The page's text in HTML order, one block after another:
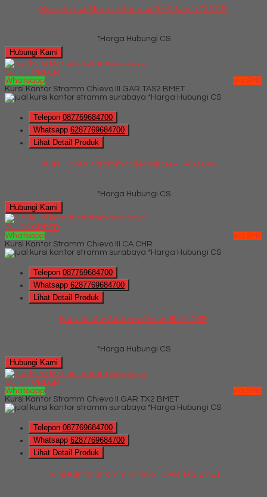
Kursi Kantor Stramm Senator GAR Synch T35 CB
*Harga Hubungi CS
Hubungi Kami
QUICK ORDER
Whatsapp
via SMS
Kursi Kantor Stramm Chievo III GAR TAS2 BMET
*Harga Hubungi CS
Telepon 087769684700
Whatsapp 6287769684700
Lihat Detail Produk
Kursi Kantor Stramm Chievo III GAR TAS2 BMET
*Harga Hubungi CS
Hubungi Kami
QUICK ORDER
Whatsapp
via SMS
Kursi Kantor Stramm Chievo III CA CHR
*Harga Hubungi CS
Telepon 087769684700
Whatsapp 6287769684700
Lihat Detail Produk
Kursi Kantor Stramm Chievo III CA CHR
*Harga Hubungi CS
Hubungi Kami
QUICK ORDER
Whatsapp
via SMS
Kursi Kantor Stramm Chievo II GAR TX2 BMET
*Harga Hubungi CS
Telepon 087769684700
Whatsapp 6287769684700
Lihat Detail Produk
Kursi Kantor Stramm Chievo II GAR TX2 BMET